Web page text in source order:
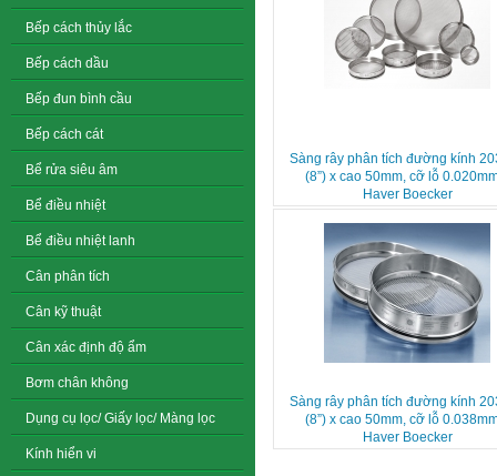
Bếp cách thủy lắc
Bếp cách dầu
Bếp đun bình cầu
Bếp cách cát
Bể rửa siêu âm
Bể điều nhiệt
Bể điều nhiệt lanh
Cân phân tích
Cân kỹ thuật
Cân xác định độ ẩm
Bơm chân không
Dụng cụ lọc/ Giấy lọc/ Màng lọc
Kính hiển vi
Sàng rây phân tích đường kính
(8”) x cao 50mm, cỡ lỗ
Haver Boecker
Sàng rây phân tích đường kính
(8”) x cao 50mm, cỡ lỗ
Haver Boecker